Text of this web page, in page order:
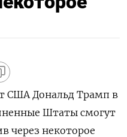
США Дональд ‌Трамп в
​Штаты ⁠смогут
через некоторое